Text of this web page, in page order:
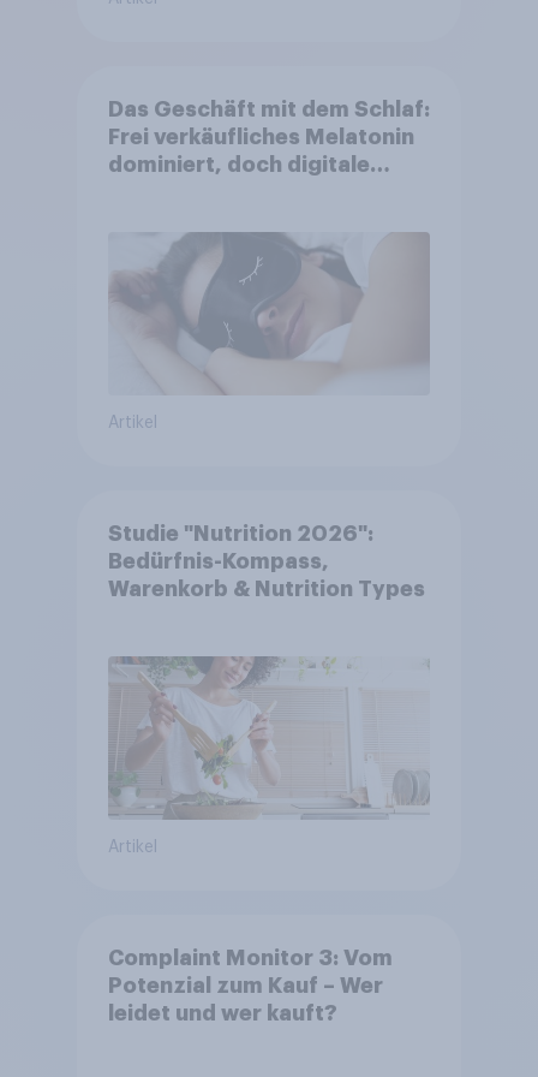
Das Geschäft mit dem Schlaf:
Frei verkäufliches Melatonin
dominiert, doch digitale
Artikel
Studie "Nutrition 2026":
Bedürfnis-Kompass,
Warenkorb & Nutrition Types
Artikel
Complaint Monitor 3: Vom
Potenzial zum Kauf – Wer
leidet und wer kauft?